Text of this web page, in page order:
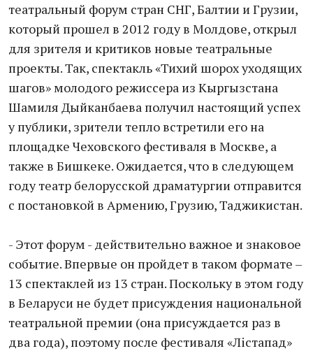
театральный форум стран СНГ, Балтии и Грузии,
который прошел в 2012 году в Молдове, открыл
для зрителя и критиков новые театральные
проекты. Так, спектакль «Тихий шорох уходящих
шагов» молодого режиссера из Кыргызстана
Шамиля Дыйканбаева получил настоящий успех
у публики, зрители тепло встретили его на
площадке Чеховского фестиваля в Москве, а
также в Бишкеке. Ожидается, что в следующем
году театр белорусской драматургии отправится
с постановкой в Армению, Грузию, Таджикистан.
- Этот форум - действительно важное и знаковое
событие. Впервые он пройдет в таком формате –
13 спектаклей из 13 стран. Поскольку в этом году
в Беларуси не будет присуждения национальной
театральной премии (она присуждается раз в
два года), поэтому после фестиваля «Лiстапад»